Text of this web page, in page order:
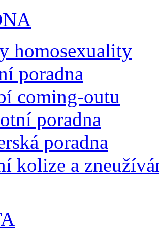
homosexuality
poradna
coming-outu
poradna
poradna
kolize a